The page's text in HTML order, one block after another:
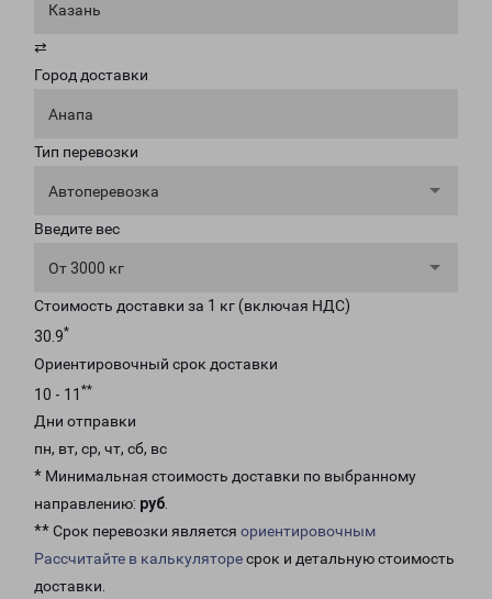
Казань
⇄
Город доставки
Анапа
Тип перевозки
Автоперевозка
Введите вес
От 3000 кг
Стоимость доставки за 1 кг (включая НДС)
30.9*
Ориентировочный срок доставки
10 - 11 **
Дни отправки
пн, вт, ср, чт, сб, вс
* Минимальная стоимость доставки по выбранному
направлению: руб.
** Срок перевозки является ориентировочным
Рассчитайте в калькуляторесрок и детальную стоимость
доставки.